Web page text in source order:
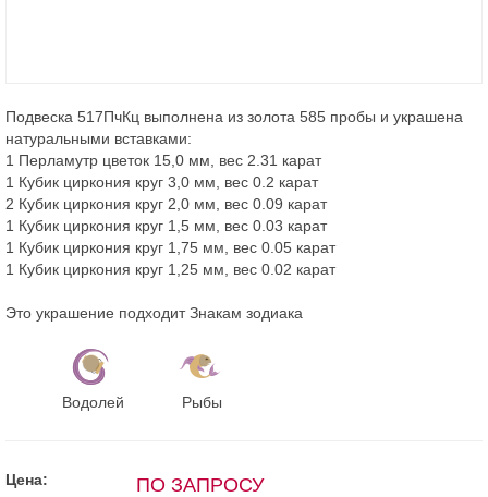
Подвеска 517ПчКц выполнена из золота 585 пробы и украшена
натуральными вставками:
1 Перламутр цветок 15,0 мм, вес 2.31 карат
1 Кубик циркония круг 3,0 мм, вес 0.2 карат
2 Кубик циркония круг 2,0 мм, вес 0.09 карат
1 Кубик циркония круг 1,5 мм, вес 0.03 карат
1 Кубик циркония круг 1,75 мм, вес 0.05 карат
1 Кубик циркония круг 1,25 мм, вес 0.02 карат
Это украшение подходит Знакам зодиака
Водолей Рыбы
Цена: ПО ЗАПРОСУ